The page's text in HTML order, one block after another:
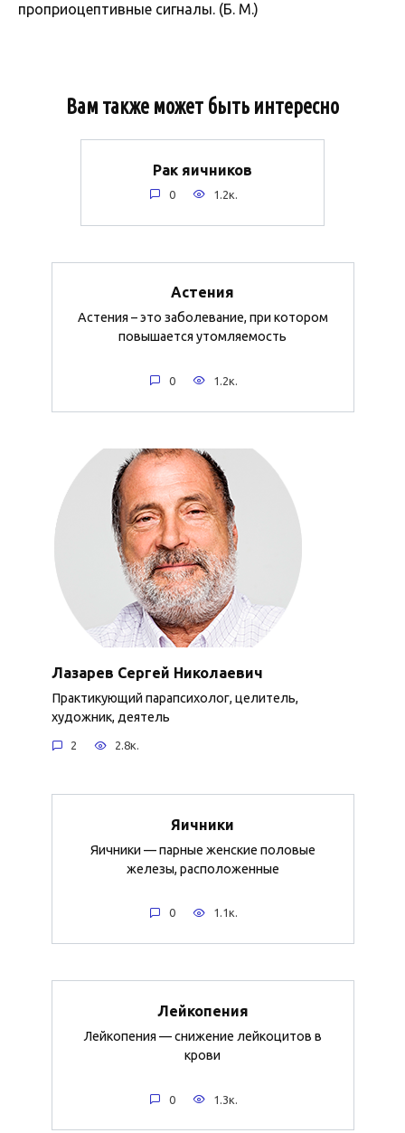
проприоцептивные сигналы. (Б. М.)
Вам также может быть интересно
Рак яичников
0 1.2к.
Астения
Астения – это заболевание, при котором
повышается утомляемость
0 1.2к.
Лазарев Сергей Николаевич
Практикующий парапсихолог, целитель,
художник, деятель
2 2.8к.
Яичники
Яичники — парные женские половые
железы, расположенные
0 1.1к.
Лейкопения
Лейкопения — снижение лейкоцитов в
крови
0 1.3к.